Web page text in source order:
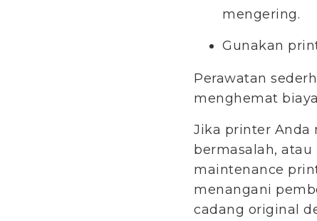
mengering.
Gunakan
Perawatan
menghemat
Jika printer Anda
bermasalah,
maintenance
menangani
cadang original